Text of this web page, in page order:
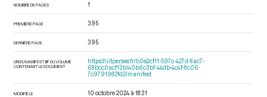
NOMBRE DE PAGES 1
PREMIÈRE PAGE 395
DERNIÈRE PAGE 395
URI DU MANIFEST IIIF DU VOLUME
CONTENANT LE DOCUMENT
https://iiif.persee.fr/b0e2cf11-597c-427d-8ac7-
68bcc0acf13b/40b6c3bf-44db-4c4f-8c06-
7c9791982fd2/manifest
MODIFIÉ LE 10 octobre 2024 à 18:31